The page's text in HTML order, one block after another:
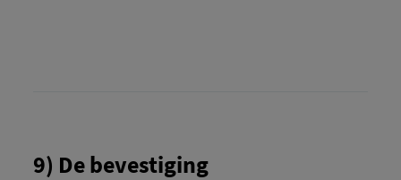
9) De bevestiging